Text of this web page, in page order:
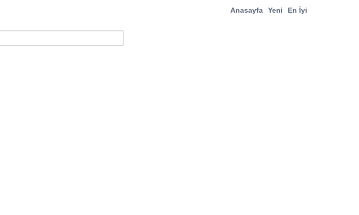
Anasayfa Yeni En İyi